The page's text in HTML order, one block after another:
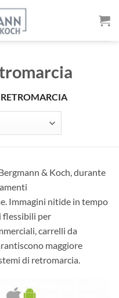
& Koch, durante
Immagini nitide in tempo
flessibili per
carrelli da
maggiore
di retromarcia.